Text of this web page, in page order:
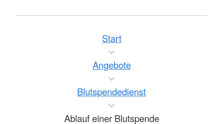
Start
Angebote
Blutspendedienst
Ablauf einer Blutspende